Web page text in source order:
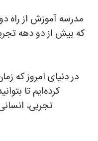
مدرسه آموزش از راه
در دنیای امروز که
کرده‌ایم تا
تجربی،